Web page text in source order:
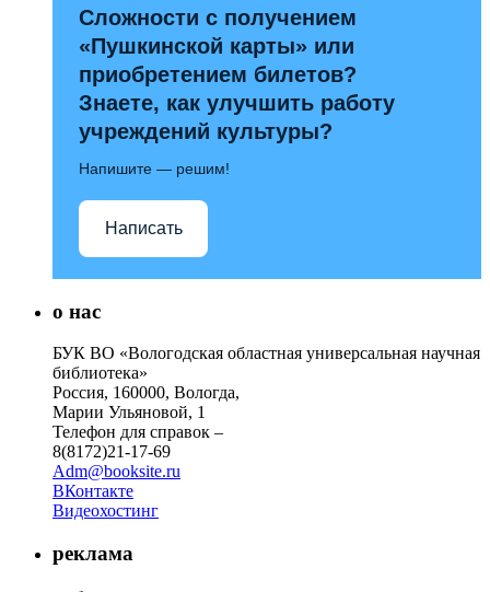
Сложности с получением
«Пушкинской карты» или
приобретением билетов?
Знаете, как улучшить работу
учреждений культуры?
Напишите — решим!
Написать
о нас
БУК ВО «Вологодская областная универсальная научная
библиотека»
Россия, 160000, Вологда,
Марии Ульяновой, 1
Телефон для справок –
8(8172)21-17-69
Adm@booksite.ru
ВКонтакте
Видеохостинг
реклама